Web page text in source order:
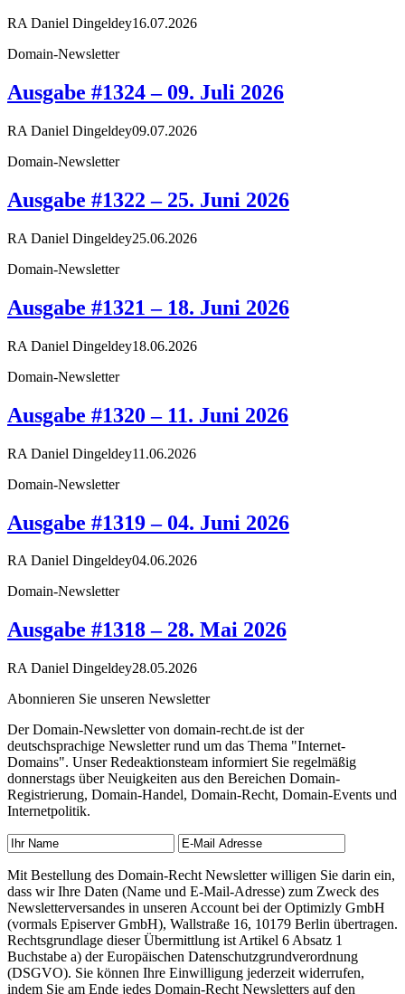
RA Daniel Dingeldey16.07.2026
Domain-Newsletter
Ausgabe #1324 – 09. Juli 2026
RA Daniel Dingeldey09.07.2026
Domain-Newsletter
Ausgabe #1322 – 25. Juni 2026
RA Daniel Dingeldey25.06.2026
Domain-Newsletter
Ausgabe #1321 – 18. Juni 2026
RA Daniel Dingeldey18.06.2026
Domain-Newsletter
Ausgabe #1320 – 11. Juni 2026
RA Daniel Dingeldey11.06.2026
Domain-Newsletter
Ausgabe #1319 – 04. Juni 2026
RA Daniel Dingeldey04.06.2026
Domain-Newsletter
Ausgabe #1318 – 28. Mai 2026
RA Daniel Dingeldey28.05.2026
Abonnieren Sie unseren Newsletter
Der Domain-Newsletter von domain-recht.de ist der
deutschsprachige Newsletter rund um das Thema "Internet-
Domains". Unser Redeaktionsteam informiert Sie regelmäßig
donnerstags über Neuigkeiten aus den Bereichen Domain-
Registrierung, Domain-Handel, Domain-Recht, Domain-Events und
Internetpolitik.
Mit Bestellung des Domain-Recht Newsletter willigen Sie darin ein,
dass wir Ihre Daten (Name und E-Mail-Adresse) zum Zweck des
Newsletterversandes in unseren Account bei der Optimizly GmbH
(vormals Episerver GmbH), Wallstraße 16, 10179 Berlin übertragen.
Rechtsgrundlage dieser Übermittlung ist Artikel 6 Absatz 1
Buchstabe a) der Europäischen Datenschutzgrundverordnung
(DSGVO). Sie können Ihre Einwilligung jederzeit widerrufen,
indem Sie am Ende jedes Domain-Recht Newsletters auf den